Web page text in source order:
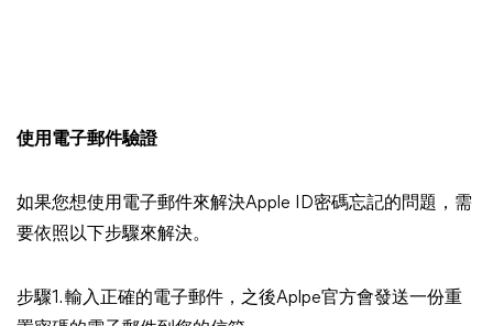
使用電子郵件驗證
如果您想使用電子郵件來解決Apple ID密碼忘記的問題，需
要依照以下步驟來解決。
步驟1. 輸入正確的電子郵件，之後Aplpe官方會發送一份重